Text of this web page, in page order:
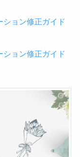
ョン修正ガイド
ョン修正ガイド